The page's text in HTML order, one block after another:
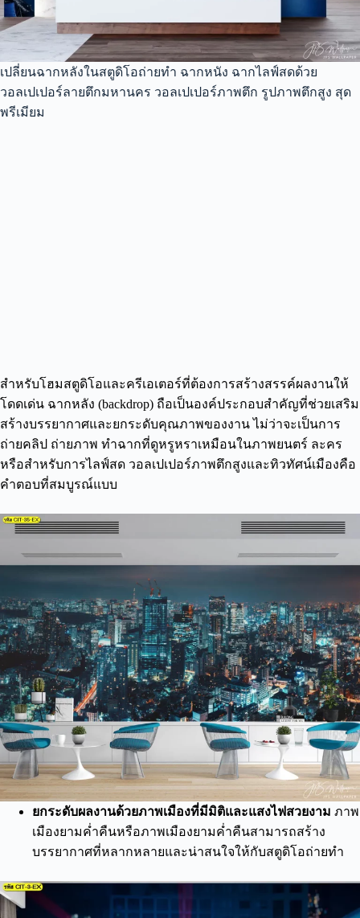
เปลี่ยนฉากหลังในสตูดิโอถ่ายทำ ฉากหนัง ฉากไลฟ์สดด้วย
วอลเปเปอร์ลายตึกมหานคร วอลเปเปอร์ภาพตึก รูปภาพตึกสูง สุด
พรีเมียม
สำหรับโฮมสตูดิโอและครีเอเตอร์ที่ต้องการสร้างสรรค์ผลงานให้
โดดเด่น ฉากหลัง (backdrop) ถือเป็นองค์ประกอบสำคัญที่ช่วยเสริม
สร้างบรรยากาศและยกระดับคุณภาพของงาน ไม่ว่าจะเป็นการ
ถ่ายคลิป ถ่ายภาพ ทำฉากที่ดูหรูหราเหมือนในภาพยนตร์ ละคร
หรือสำหรับการไลฟ์สด วอลเปเปอร์ภาพตึกสูงและทิวทัศน์เมืองคือ
คำตอบที่สมบูรณ์แบบ
ยกระดับผลงานด้วยภาพเมืองที่มีมิติและแสงไฟสวยงาม ภาพ
เมืองยามค่ำคืนหรือภาพเมืองยามค่ำคืนสามารถสร้าง
บรรยากาศที่หลากหลายและน่าสนใจให้กับสตูดิโอถ่ายทำ